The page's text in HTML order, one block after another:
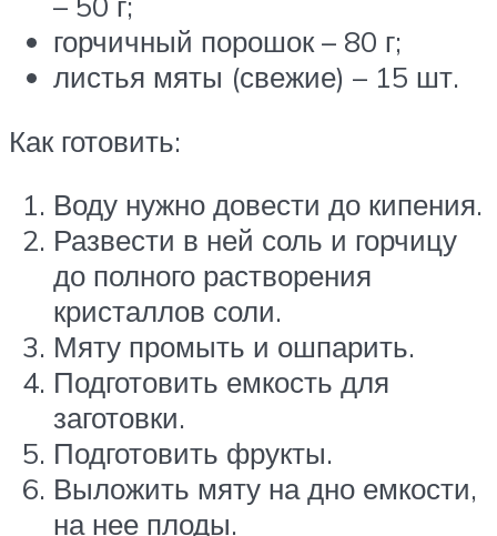
горчичный порошок – 80 г;
листья мяты (свежие) – 15 шт.
Как готовить:
Воду нужно довести до кипения.
Развести в ней соль и горчицу
до полного растворения
кристаллов соли.
Мяту промыть и ошпарить.
Подготовить емкость для
заготовки.
Подготовить фрукты.
Выложить мяту на дно емкости,
на нее плоды.